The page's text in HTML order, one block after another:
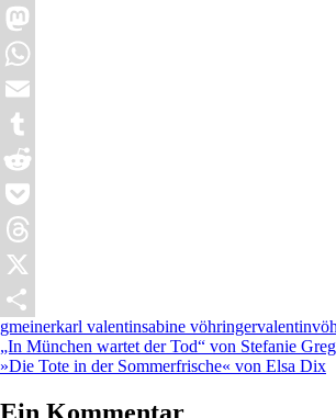
Pinterest
Mastodon
WhatsApp
Email
Tumblr
Reddit
Pocket
Threads
X
Teilen
gmeinerkarl valentinsabine vöhringervalentin
Beitragsnavigation
Vorheriger
Beitrag:
„In München wartet der Tod“ von Stefanie
Nächster
»Die Tote in der Sommerfrische« von Elsa Dix
Ein Kommentar